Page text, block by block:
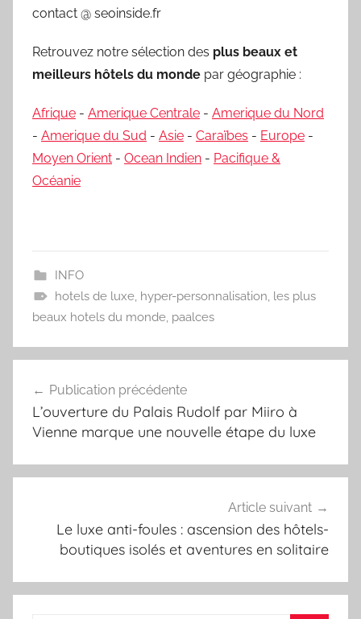
contact @ seoinside.fr
Retrouvez notre sélection des plus beaux et
meilleurs hôtels du monde par géographie :
Afrique - Amerique Centrale - Amerique du Nord
- Amerique du Sud - Asie - Caraïbes - Europe -
Moyen Orient - Ocean Indien - Pacifique &
Océanie
INFO
hotels de luxe, hyper-personnalisation, les plus
beaux hotels du monde, paalces
de
l’article
Publication précédente
L’ouverture du Palais Rudolf par Miiro à
Vienne marque une nouvelle étape du luxe
Article suivant
Le luxe anti-foules : ascension des hôtels-
boutiques isolés et aventures en solitaire